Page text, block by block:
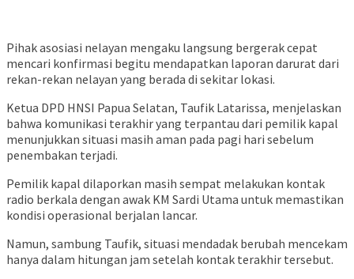
Pihak asosiasi nelayan mengaku langsung bergerak cepat
mencari konfirmasi begitu mendapatkan laporan darurat dari
rekan-rekan nelayan yang berada di sekitar lokasi.
​Ketua DPD HNSI Papua Selatan, Taufik Latarissa, menjelaskan
bahwa komunikasi terakhir yang terpantau dari pemilik kapal
menunjukkan situasi masih aman pada pagi hari sebelum
penembakan terjadi.
Pemilik kapal dilaporkan masih sempat melakukan kontak
radio berkala dengan awak KM Sardi Utama untuk memastikan
kondisi operasional berjalan lancar.
Namun, sambung Taufik, situasi mendadak berubah mencekam
hanya dalam hitungan jam setelah kontak terakhir tersebut.